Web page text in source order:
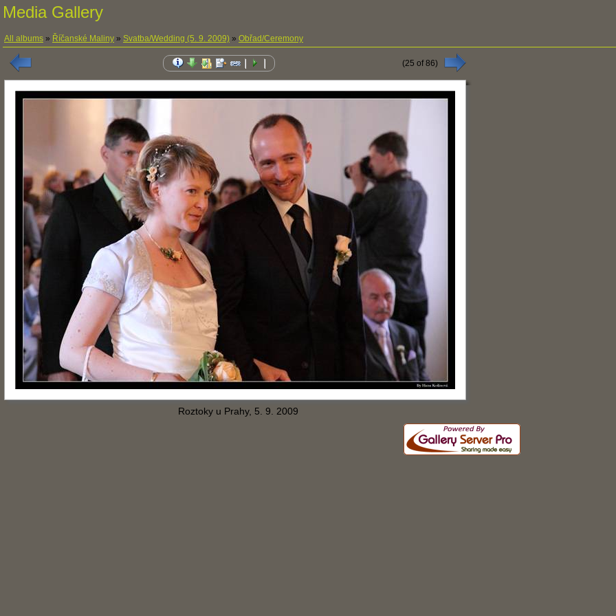
Media Gallery
All albums » Říčanské Maliny » Svatba/Wedding (5. 9. 2009) » Obřad/Ceremony
(25 of86)
Roztoky u Prahy, 5. 9. 2009